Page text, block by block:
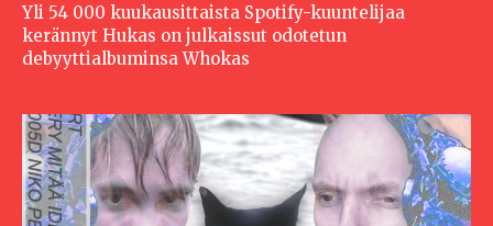
Yli 54 000 kuukausittaista Spotify-kuuntelijaa
kerännyt Hukas on julkaissut odotetun
debyyttialbuminsa Whokas